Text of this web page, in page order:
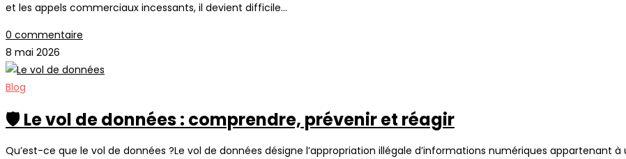
et les appels commerciaux incessants, il devient difficile…
0 commentaire
8 mai 2026
Blog
🛡️ Le vol de données : comprendre, prévenir et réagir
Qu’est-ce que le vol de données ?Le vol de données désigne l’appropriation illégale d’informations numériques appartenant à